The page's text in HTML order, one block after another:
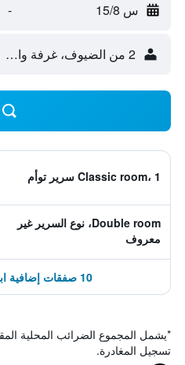
س 15/8 -
2 من الضيوف، غرفة واحدة
Classic room، 1 سرير توأم
Double room، نوع السرير غير
معروف
10 صفقات إضافية ابتداءً من 237 ﷼
*يشمل المجموع الضرائب المحلية
تسجيل المغادرة.